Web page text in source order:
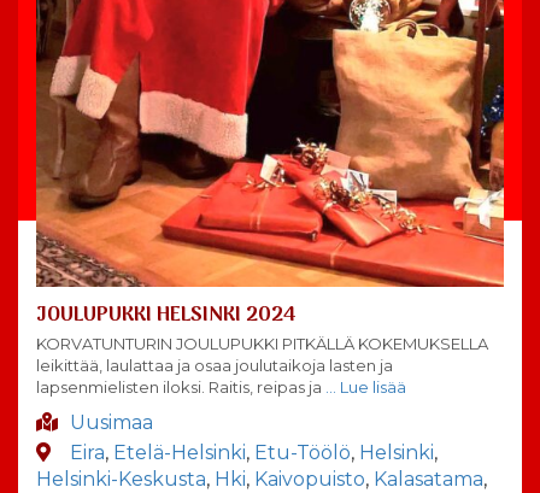
JOULUPUKKI HELSINKI 2024
KORVATUNTURIN JOULUPUKKI PITKÄLLÄ KOKEMUKSELLA
leikittää, laulattaa ja osaa joulutaikoja lasten ja
lapsenmielisten iloksi. Raitis, reipas ja … Lue lisää
Uusimaa
Eira, Etelä-Helsinki, Etu-Töölö, Helsinki,
Helsinki-Keskusta, Hki, Kaivopuisto, Kalasatama,